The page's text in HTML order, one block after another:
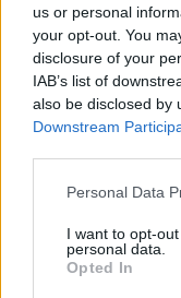
us or personal
your opt-out. You
disclosure of your
IAB’s list of
also be disclosed by
Downstream
Personal Data
I want to opt-
personal data.
Opted In
EGYÉB MŰTÁRGY
16902. tétel:
Schunda V. József: